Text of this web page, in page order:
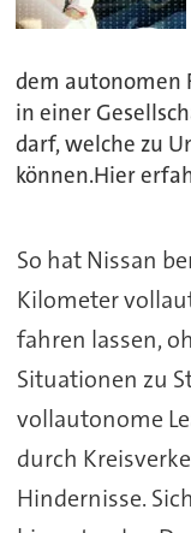
dem autonomen
in einer
darf, welche zu
können.Hier
So hat Nissan
Kilometer
fahren lassen,
Situationen zu
vollautonome
durch
Hindernisse.